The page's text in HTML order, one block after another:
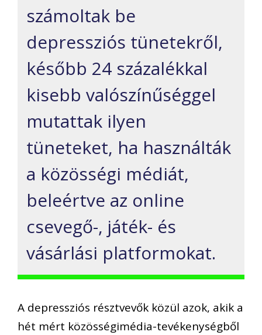
számoltak be
depressziós tünetekről,
később 24 százalékkal
kisebb valószínűséggel
mutattak ilyen
tüneteket, ha használták
a közösségi médiát,
beleértve az online
csevegő-, játék- és
vásárlási platformokat.
A depressziós résztvevők közül azok, akik a
hét mért közösségimédia-tevékenységből